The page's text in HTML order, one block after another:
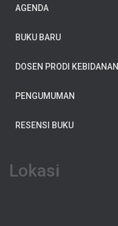
AGENDA
BUKU BARU
DOSEN PRODI KEBIDANAN
PENGUMUMAN
RESENSI BUKU
Lokasi